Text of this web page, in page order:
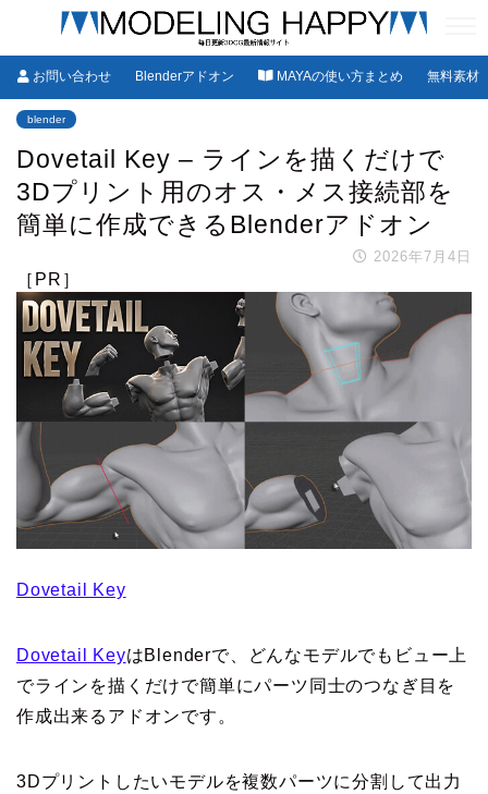
お問い合わせ Blenderアドオン MAYAの使い方まとめ 無料素材
blender
Dovetail Key – ラインを描くだけで
3Dプリント用のオス・メス接続部を
簡単に作成できるBlenderアドオン
2026年7月4日
［PR］
Dovetail Key
Dovetail KeyはBlenderで、どんなモデルでもビュー上
でラインを描くだけで簡単にパーツ同士のつなぎ目を
作成出来るアドオンです。
3Dプリントしたいモデルを複数パーツに分割して出力